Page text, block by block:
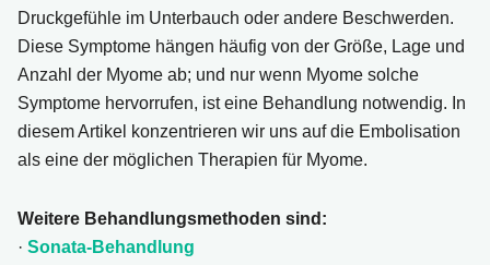
Druckgefühle im Unterbauch oder andere Beschwerden.
Diese Symptome hängen häufig von der Größe, Lage und
Anzahl der Myome ab; und nur wenn Myome solche
Symptome hervorrufen, ist eine Behandlung notwendig. In
diesem Artikel konzentrieren wir uns auf die Embolisation
als eine der möglichen Therapien für Myome.
Weitere Behandlungsmethoden sind:
· Sonata-Behandlung